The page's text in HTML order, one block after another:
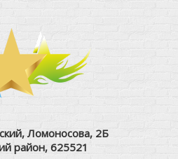
Ломоносова, 2Б
район, 625521